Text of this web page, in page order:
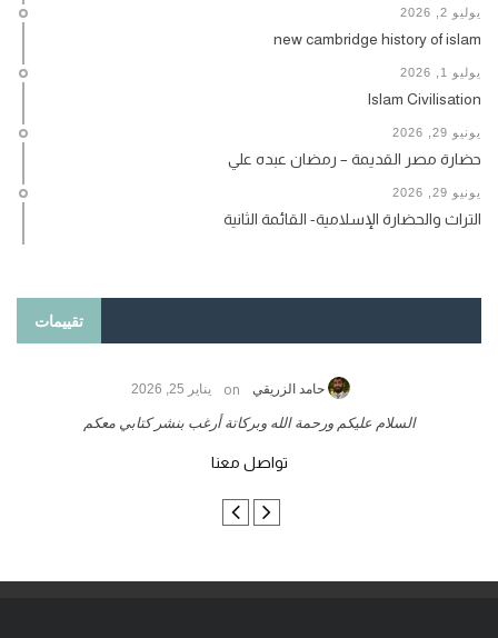
يوليو 2, 2026
new cambridge history of islam
يوليو 1, 2026
Islam Civilisation
يونيو 29, 2026
حضارة مصر القديمة – رمضان عبده علي
يونيو 29, 2026
التراث والحضارة الإسلامية- القائمة الثانية
تقييمات
حامد الزريقي on يناير 25, 2026
السلام عليكم ورحمة الله وبركاتة أرغب بنشر كتابي معكم
تواصل معنا